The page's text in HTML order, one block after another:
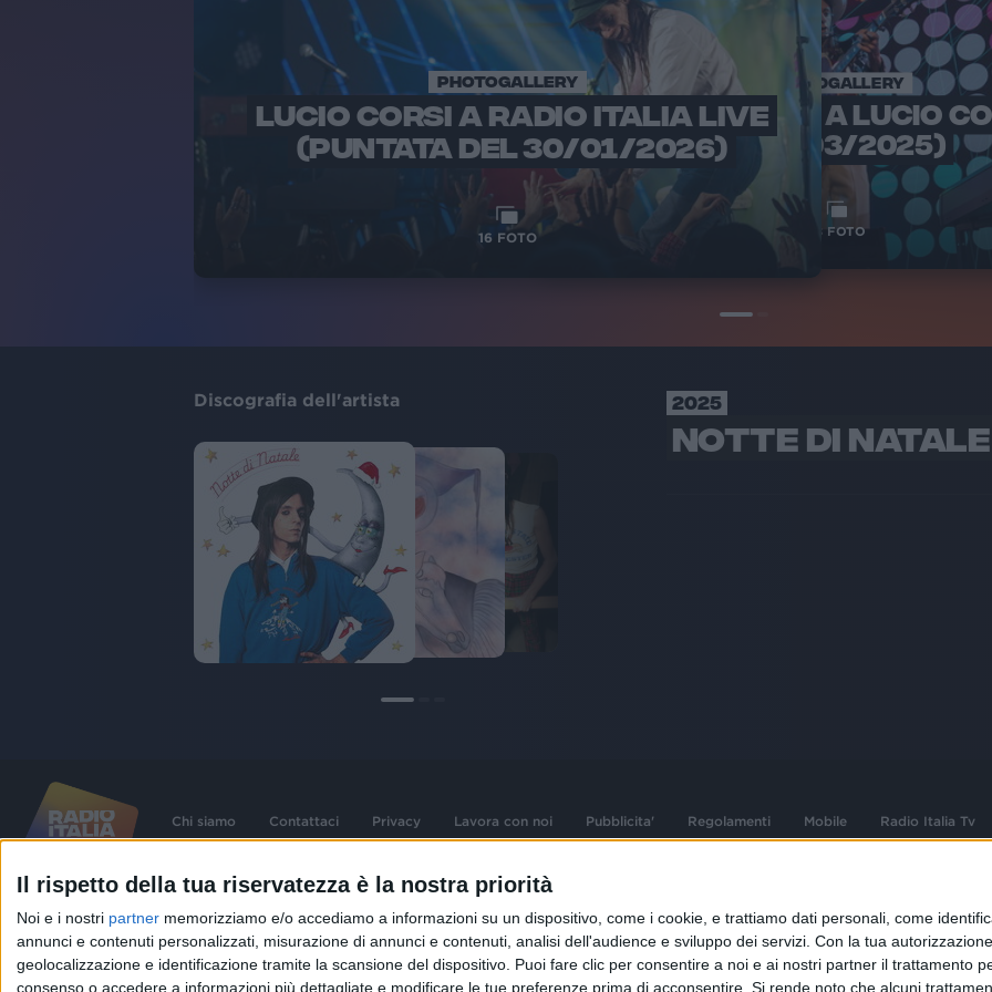
Il rispetto della tua riservatezza è la nostra priorità
Noi e i nostri partner memorizziamo e/o accediamo a informazioni su un dispositivo, come i cookie, e trattiamo dati personali, come
annunci e contenuti personalizzati, misurazione di annunci e contenuti, analisi dell'audience e sviluppo dei servizi. Con la tua
geolocalizzazione e identificazione tramite la scansione del dispositivo. Puoi fare clic per consentire a noi e ai nostri partner il trattamento
consenso o accedere a informazioni più dettagliate e modificare le tue preferenze prima di acconsentire. Si rende noto che alcuni
PHOTOGALLERY
LUCIO CORSI A RADIO ITALIA LIVE
(PUNTATA DEL 30/01/2026)
16 FOTO
PHOTOGALLERY
INTERVISTA A LUCIO
(24/03/2025)
18FOTO
Discografia dell'artista 2025
NOTTE DI NATALE
Chi siamo Contattaci Privacy Lavora con noi Pubblicita' Regolamenti Mobile Radio Italia Tv
contenute nel sito sono stati assolti gli obblighi derivanti dalla normativa dei diritti d'autore e dei diritti
Capitale Sociale € 580.000,00 interamente versato. Iscr. Reg. Imprese Milano - C.F. e n° iscrizione
06832230152. Iscritta al R.E.A. di Milano al n° 1125258. Testata giornalistica Registrata n°286 - 3 Aprile
1987.
02 25444220
Sede Legale: Via Savona 97, 20144 Milano